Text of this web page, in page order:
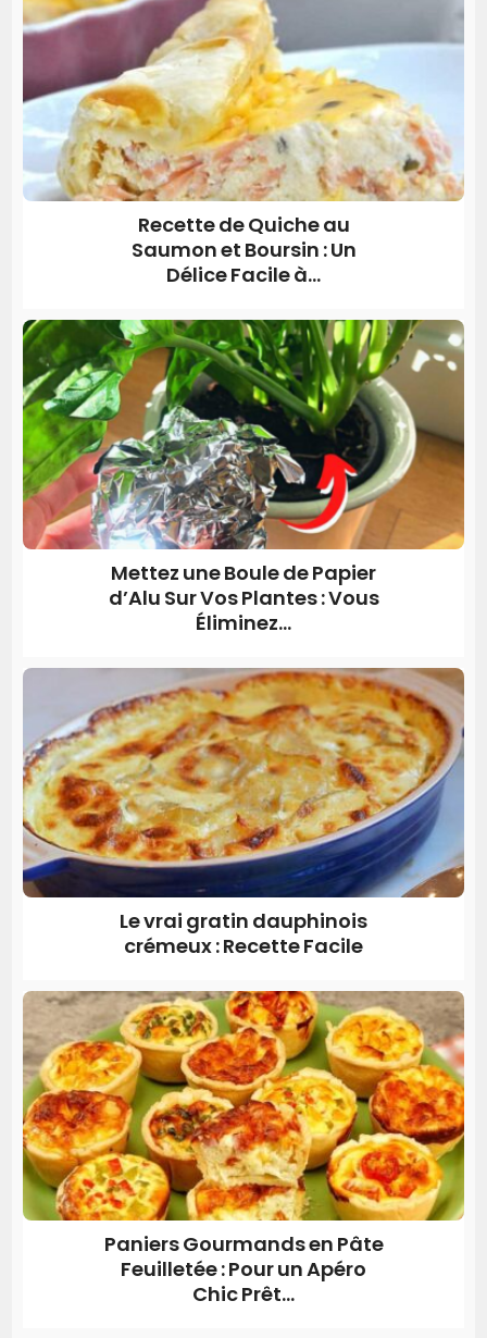
Recette de Quiche au
Saumon et Boursin : Un
Délice Facile à...
Mettez une Boule de Papier
d’Alu Sur Vos Plantes : Vous
Éliminez...
Le vrai gratin dauphinois
crémeux : Recette Facile
Paniers Gourmands en Pâte
Feuilletée : Pour un Apéro
Chic Prêt...